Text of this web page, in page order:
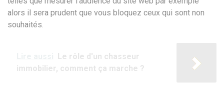
alors il sera prudent que vous bloquez ceux qui sont non
souhaités.
Le rôle d'un chasseur
immobilier, comment ça marche ?